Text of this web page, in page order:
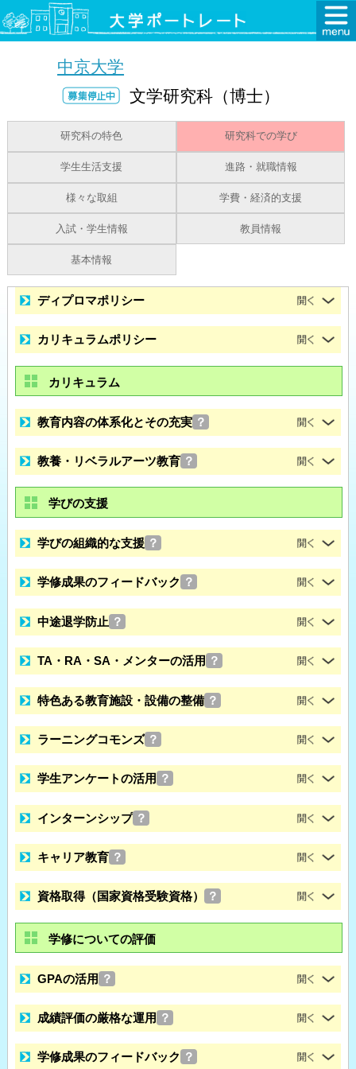
中京大学
文学研究科（博士）
研究科の特色 研究科での学び
学生生活支援 進路・就職情報
様々な取組 学費・経済的支援
入試・学生情報 教員情報
基本情報
ディプロマポリシー
カリキュラムポリシー
カリキュラム
教育内容の体系化とその充実 ？
教養・リベラルアーツ教育 ？
学びの支援
学びの組織的な支援 ？
学修成果のフィードバック ？
中途退学防止 ？
TA・RA・SA・メンターの活用 ？
特色ある教育施設・設備の整備 ？
ラーニングコモンズ ？
学生アンケートの活用 ？
インターンシップ ？
キャリア教育 ？
資格取得（国家資格受験資格） ？
学修についての評価
GPAの活用 ？
成績評価の厳格な運用 ？
学修成果のフィードバック ？